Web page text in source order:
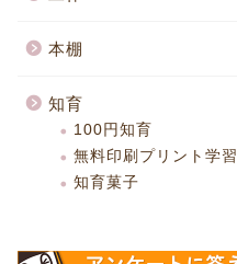
本棚
知育
100円知育
無料印刷プリント学習
知育菓子